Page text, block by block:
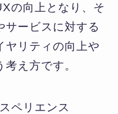
の向上となり、そ
サービスに対する
ヤリティの向上や
え方です。
ペリエンス